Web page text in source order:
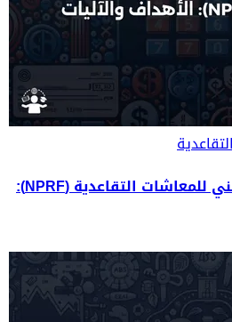
صندوق الاحتياطي الوطني للمعاشات التقاعدية (NPRF):